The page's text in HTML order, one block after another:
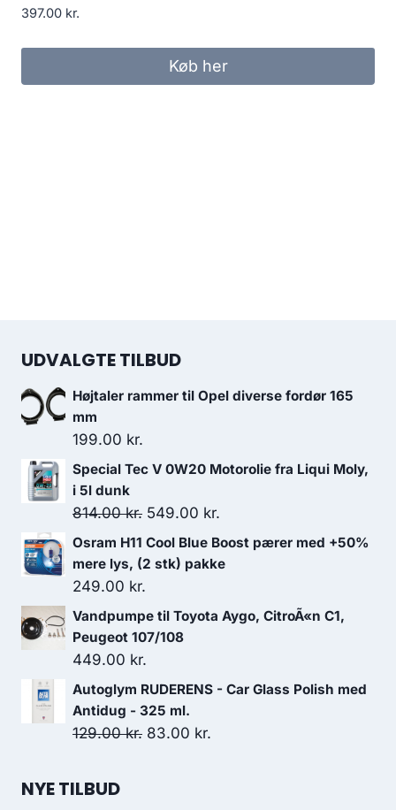
397.00 kr.
Køb her
UDVALGTE TILBUD
Højtaler rammer til Opel diverse fordør 165
mm
199.00 kr.
Special Tec V 0W20 Motorolie fra Liqui Moly,
i 5l dunk
814.00kr. Den
oprindelige
pris
814.00 kr..
549.00 kr.
aktuelle
pris
549.00 kr..
Osram H11 Cool Blue Boost pærer med +50%
mere lys, (2 stk) pakke
249.00 kr.
Vandpumpe til Toyota Aygo, CitroÃ«n C1,
Peugeot 107/108
449.00 kr.
Autoglym RUDERENS - Car Glass Polish med
Antidug - 325 ml.
129.00kr. Den
83.00 kr.
NYE TILBUD